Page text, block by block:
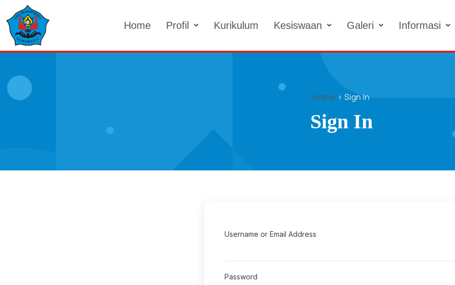
to
content
Home Profil Kurikulum Kesiswaan Galeri Informasi
Home Sign In
Sign In
Username or Email Address
Password